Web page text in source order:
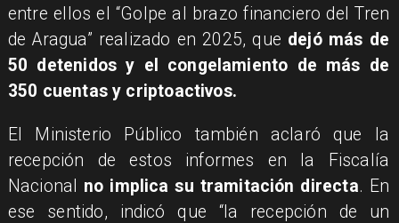
entre ellos el “Golpe al brazo financiero del Tren
de Aragua” realizado en 2025, que dejó más de
50 detenidos y el congelamiento de más de
350 cuentas y criptoactivos.
El Ministerio Público también aclaró que la
recepción de estos informes en la Fiscalía
Nacional no implica su tramitación directa. En
ese sentido, indicó que “la recepción de un